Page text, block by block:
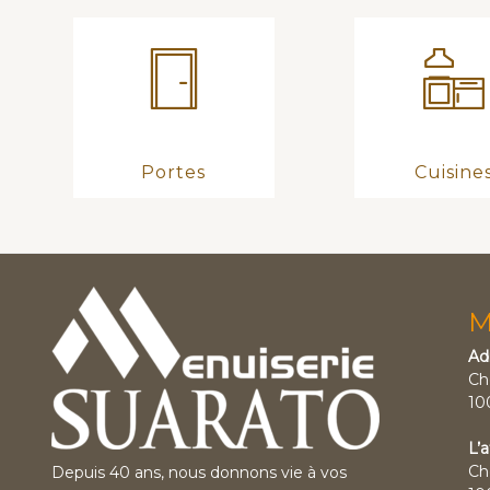
Portes
Depuis 40 ans, nous donnons vie à vos